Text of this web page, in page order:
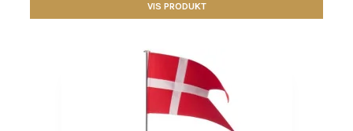
VIS PRODUKT